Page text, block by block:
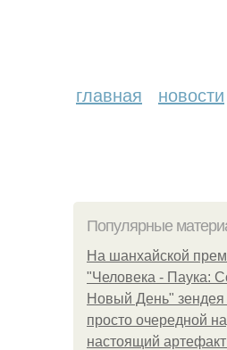
главная новости
Популярные
На шанхайской
"Человека - Паука:
Новый День"
просто очередной
настоящий